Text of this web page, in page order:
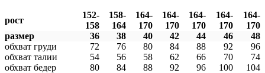
рост
152-
158
158-
164
164-
170
164-
170
164-
170
164-
170
164-
170
размер
36 38 40 42 44 46
48
обхват груди
72 76 80 84 88 92
96
обхват талии
54 56 58 62 66 70
74
обхват бедер
80 84 88 92 96 100 104